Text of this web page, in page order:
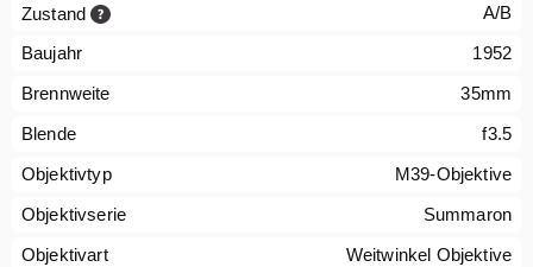
Zustand A/B
Baujahr
1952
Brennweite
35mm
Blende
f3.5
Objektivtyp
M39-Objektive
Objektivserie
Summaron
Objektivart
Weitwinkel Objektive